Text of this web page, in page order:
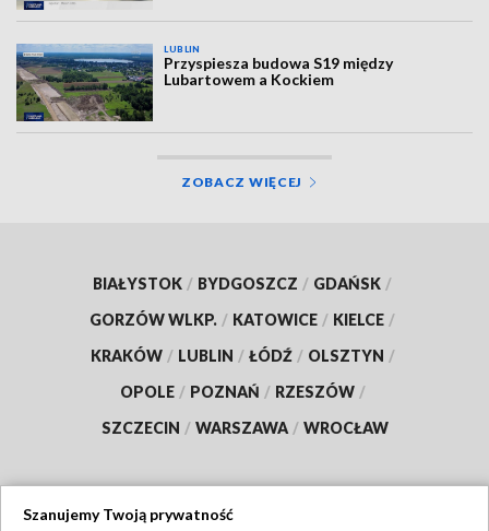
LUBLIN
Przyspiesza budowa S19 między
Lubartowem a Kockiem
ZOBACZ WIĘCEJ
BIAŁYSTOK / BYDGOSZCZ / GDAŃSK /
GORZÓW WLKP. / KATOWICE / KIELCE /
KRAKÓW / LUBLIN / ŁÓDŹ / OLSZTYN /
OPOLE / POZNAŃ / RZESZÓW /
SZCZECIN / WARSZAWA / WROCŁAW
Szanujemy Twoją prywatność